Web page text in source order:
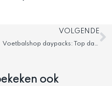
VOLGENDE
Voetbalshop daypacks: Top dagrugzakken voor voetballers
ook